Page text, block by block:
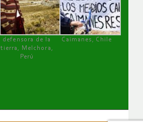
defensora de la
tierra, Melchora,
Perú
Caimanes, Chile